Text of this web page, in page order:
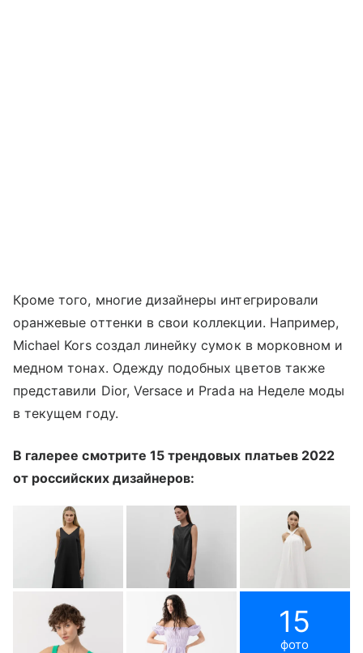
Кроме того, многие дизайнеры интегрировали
оранжевые оттенки в свои коллекции. Например,
Michael Kors создал линейку сумок в морковном и
медном тонах. Одежду подобных цветов также
представили Dior, Versace и Prada на Неделе моды
в текущем году.
В галерее смотрите 15 трендовых платьев 2022
от российских дизайнеров:
15
фото